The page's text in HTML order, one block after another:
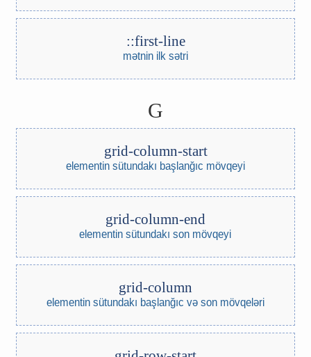
::first-line
mətnin ilk sətri
G
grid-column-start
elementin sütundakı başlanğıc mövqeyi
grid-column-end
elementin sütundakı son mövqeyi
grid-column
elementin sütundakı başlanğıc və son mövqeləri